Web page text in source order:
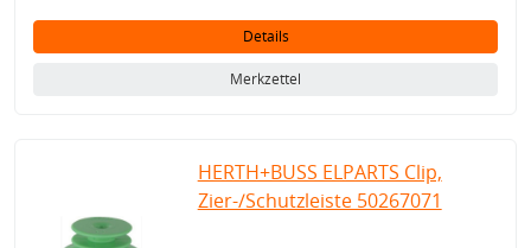
Details
Merkzettel
HERTH+BUSS ELPARTS Clip,
Zier-/Schutzleiste 50267071